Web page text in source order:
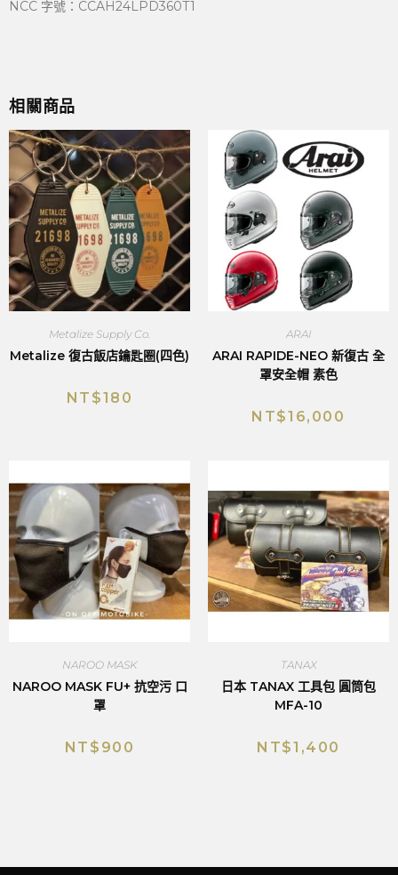
NCC 字號：CCAH24LPD360T1
相關商品
Metalize Supply Co.
Metalize 復古飯店鑰匙圈(四色)
NT$180
ARAI
ARAI RAPIDE-NEO 新復古 全
罩安全帽 素色
NT$16,000
NAROO MASK
NAROO MASK FU+ 抗空污 口
罩
NT$ 900
TANAX
日本 TANAX 工具包 圓筒包
MFA-10
NT$1,400